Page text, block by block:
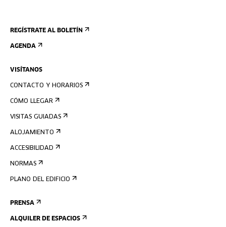
REGÍSTRATE AL BOLETÍN
AGENDA
VISÍTANOS
CONTACTO Y HORARIOS
CÓMO LLEGAR
VISITAS GUIADAS
ALOJAMIENTO
ACCESIBILIDAD
NORMAS
PLANO DEL EDIFICIO
PRENSA
ALQUILER DE ESPACIOS